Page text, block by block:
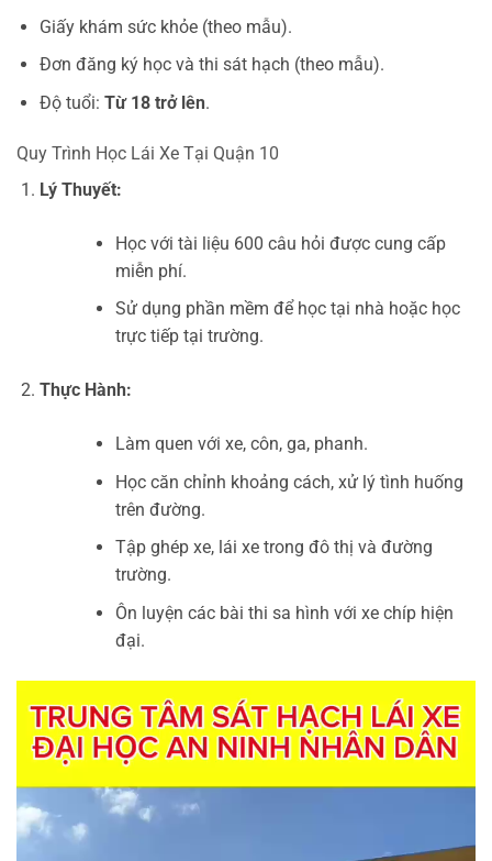
Giấy khám sức khỏe (theo mẫu).
Đơn đăng ký học và thi sát hạch (theo mẫu).
Độ tuổi: Từ 18 trở lên.
Quy Trình Học Lái Xe Tại Quận 10
Lý Thuyết:
Học với tài liệu 600 câu hỏi được cung cấp
miễn phí.
Sử dụng phần mềm để học tại nhà hoặc học
trực tiếp tại trường.
Thực Hành:
Làm quen với xe, côn, ga, phanh.
Học căn chỉnh khoảng cách, xử lý tình huống
trên đường.
Tập ghép xe, lái xe trong đô thị và đường
trường.
Ôn luyện các bài thi sa hình với xe chíp hiện
đại.
Video